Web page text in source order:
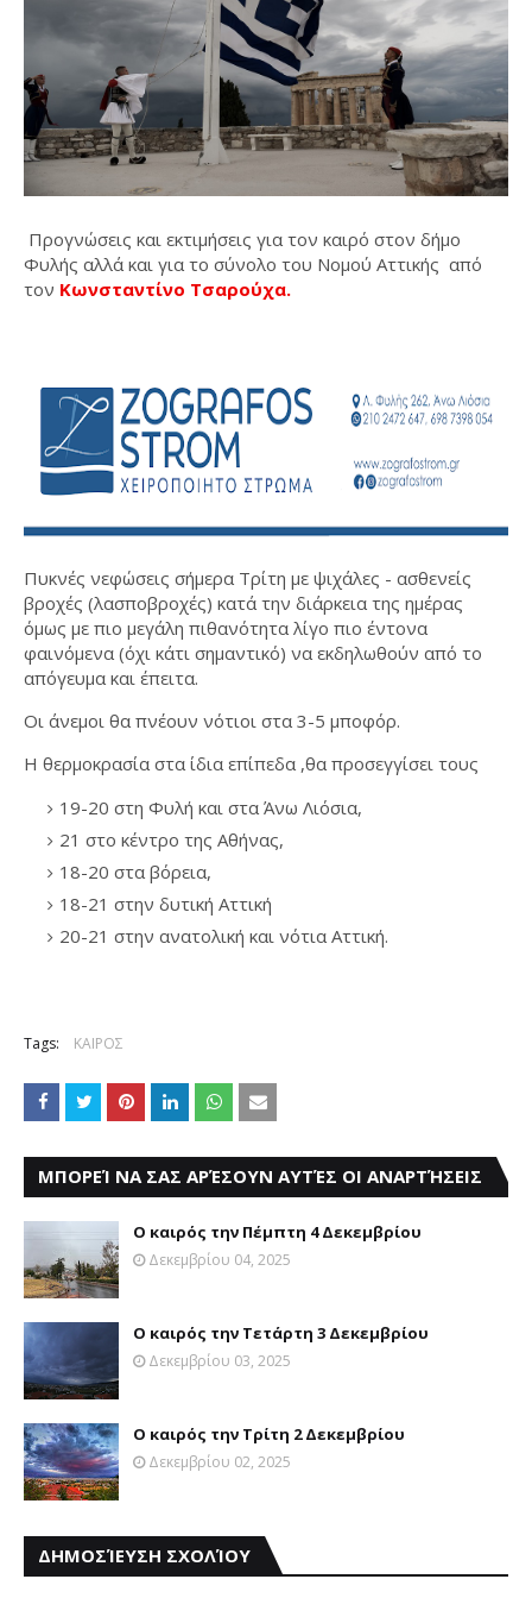
Προγνώσεις και εκτιμήσεις για τον καιρό στον δήμο
Φυλής αλλά και για το σύνολο του Νομού Αττικής από
τον Κωνσταντίνο Τσαρούχα.
Πυκνές νεφώσεις σήμερα Τρίτη με ψιχάλες - ασθενείς
βροχές (λασποβροχές) κατά την διάρκεια της ημέρας
όμως με πιο μεγάλη πιθανότητα λίγο πιο έντονα
φαινόμενα (όχι κάτι σημαντικό) να εκδηλωθούν από το
απόγευμα και έπειτα.
Οι άνεμοι θα πνέουν νότιοι στα 3-5 μποφόρ.
Η θερμοκρασία στα ίδια επίπεδα ,θα προσεγγίσει τους
19-20 στη Φυλή και στα Άνω Λιόσια,
21 στο κέντρο της Αθήνας,
18-20 στα βόρεια,
18-21 στην δυτική Αττική
20-21 στην ανατολική και νότια Αττική.
Tags: ΚΑΙΡΟΣ
ΜΠΟΡΕΊ ΝΑ ΣΑΣ ΑΡΈΣΟΥΝ ΑΥΤΈΣ ΟΙ ΑΝΑΡΤΉΣΕΙΣ
Ο καιρός την Πέμπτη 4 Δεκεμβρίου
Δεκεμβρίου 04, 2025
Ο καιρός την Τετάρτη 3 Δεκεμβρίου
Δεκεμβρίου 03, 2025
Ο καιρός την Τρίτη 2 Δεκεμβρίου
Δεκεμβρίου 02, 2025
ΔΗΜΟΣΊΕΥΣΗ ΣΧΟΛΊΟΥ